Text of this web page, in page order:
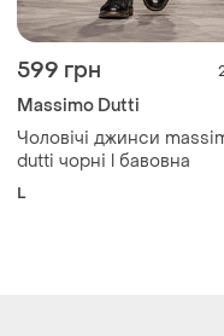
599 грн
Massimo Dutti
Чоловічі джинси
dutti чорні l бавовна
L